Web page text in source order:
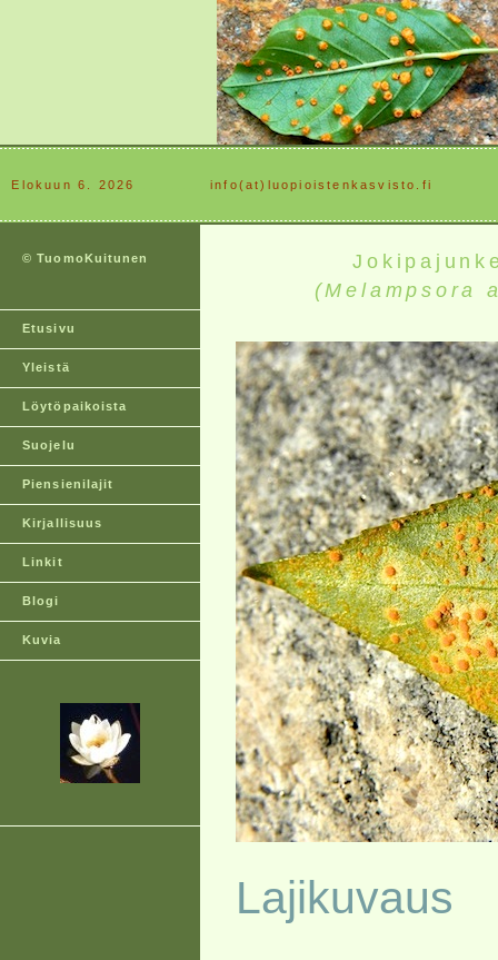
Elokuun 6. 2026 ............info(at)luopioistenkasvisto.fi
© TuomoKuitunen
Etusivu
Yleistä
Löytöpaikoista
Suojelu
Piensienilajit
Kirjallisuus
Linkit
Blogi
Kuvia
(Melampsora
Lajikuvaus